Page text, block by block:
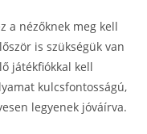
a nézőknek meg kell
is szükségük van
játékfiókkal kell
kulcsfontosságú,
legyenek jóváírva.